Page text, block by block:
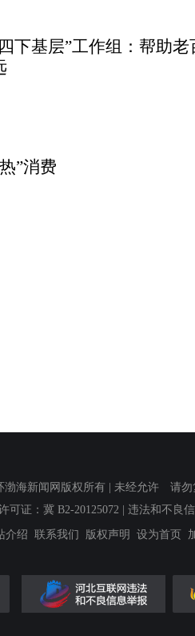
下基层”工作组：帮助老
”消费
新闻网版权所有 | 未经允许 请勿
可证：冀 B2-20125072 | 违法和不良
介绍 联系我们 版权声明 设为首页